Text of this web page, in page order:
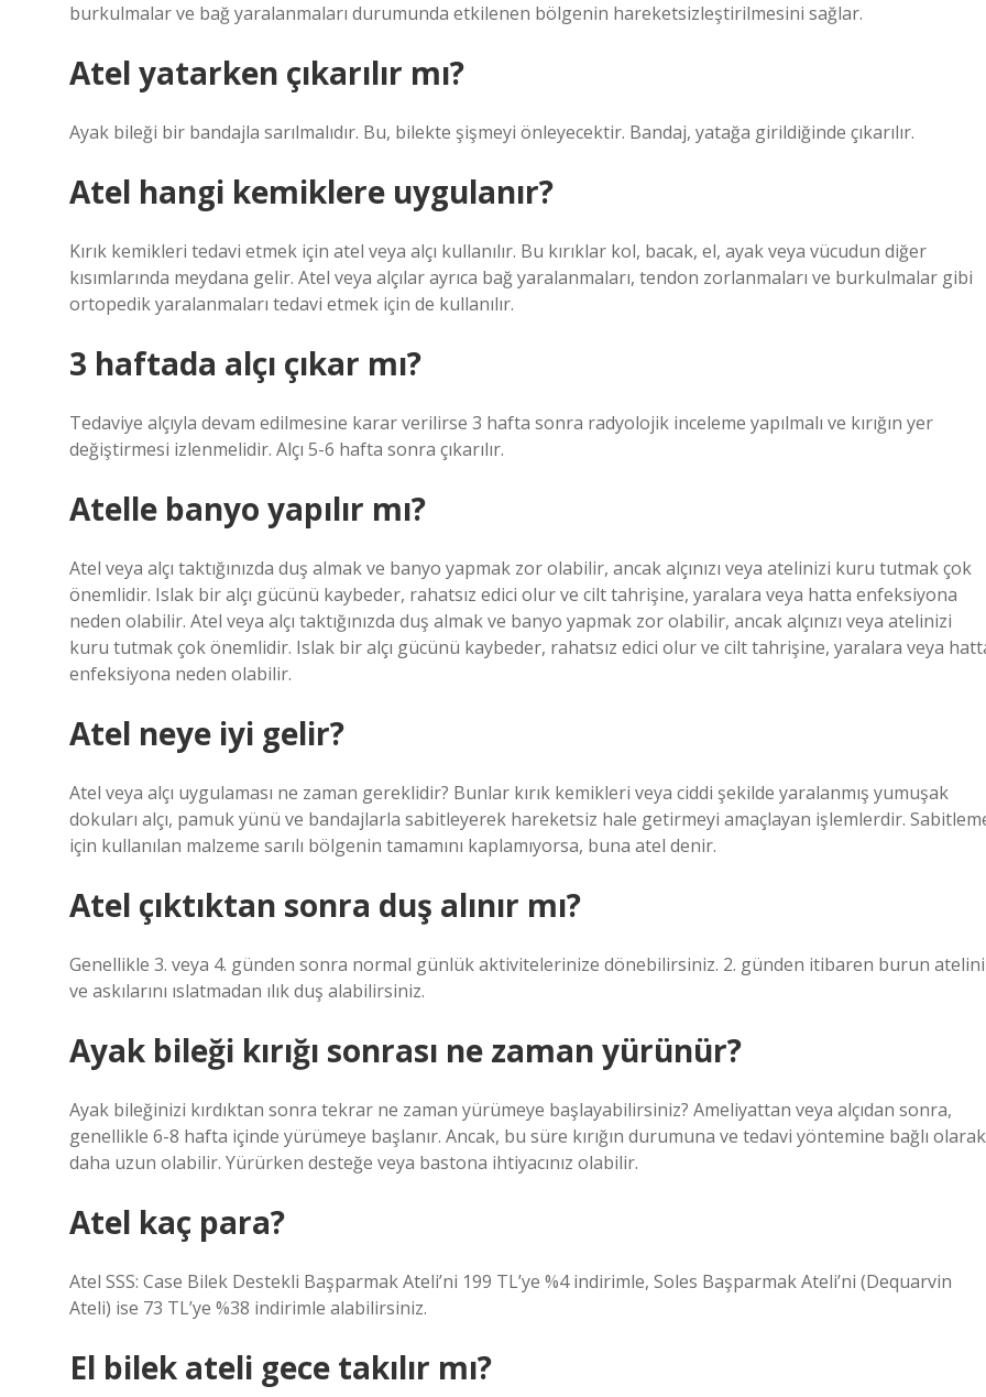
burkulmalar ve bağ yaralanmaları durumunda etkilenen bölgenin hareketsizleştirilmesini sağlar.
Atel yatarken çıkarılır mı?
Ayak bileği bir bandajla sarılmalıdır. Bu, bilekte şişmeyi önleyecektir. Bandaj, yatağa girildiğinde çıkarılır.
Atel hangi kemiklere uygulanır?
Kırık kemikleri tedavi etmek için atel veya alçı kullanılır. Bu kırıklar kol, bacak, el, ayak veya vücudun diğer
kısımlarında meydana gelir. Atel veya alçılar ayrıca bağ yaralanmaları, tendon zorlanmaları ve burkulmalar gibi
ortopedik yaralanmaları tedavi etmek için de kullanılır.
3 haftada alçı çıkar mı?
Tedaviye alçıyla devam edilmesine karar verilirse 3 hafta sonra radyolojik inceleme yapılmalı ve kırığın yer
değiştirmesi izlenmelidir. Alçı 5-6 hafta sonra çıkarılır.
Atelle banyo yapılır mı?
Atel veya alçı taktığınızda duş almak ve banyo yapmak zor olabilir, ancak alçınızı veya atelinizi kuru tutmak çok
önemlidir. Islak bir alçı gücünü kaybeder, rahatsız edici olur ve cilt tahrişine, yaralara veya hatta enfeksiyona
neden olabilir. Atel veya alçı taktığınızda duş almak ve banyo yapmak zor olabilir, ancak alçınızı veya atelinizi
kuru tutmak çok önemlidir. Islak bir alçı gücünü kaybeder, rahatsız edici olur ve cilt tahrişine, yaralara veya
enfeksiyona neden olabilir.
Atel neye iyi gelir?
Atel veya alçı uygulaması ne zaman gereklidir? Bunlar kırık kemikleri veya ciddi şekilde yaralanmış yumuşak
dokuları alçı, pamuk yünü ve bandajlarla sabitleyerek hareketsiz hale getirmeyi amaçlayan işlemlerdir.
için kullanılan malzeme sarılı bölgenin tamamını kaplamıyorsa, buna atel denir.
Atel çıktıktan sonra duş alınır mı?
Genellikle 3. veya 4. günden sonra normal günlük aktivitelerinize dönebilirsiniz. 2. günden itibaren burun atelini
ve askılarını ıslatmadan ılık duş alabilirsiniz.
Ayak bileği kırığı sonrası ne zaman yürünür?
Ayak bileğinizi kırdıktan sonra tekrar ne zaman yürümeye başlayabilirsiniz? Ameliyattan veya alçıdan sonra,
genellikle 6-8 hafta içinde yürümeye başlanır. Ancak, bu süre kırığın durumuna ve tedavi yöntemine bağlı olarak
daha uzun olabilir. Yürürken desteğe veya bastona ihtiyacınız olabilir.
Atel kaç para?
Atel SSS: Case Bilek Destekli Başparmak Ateli’ni 199 TL’ye %4 indirimle, Soles Başparmak Ateli’ni (Dequarvin
Ateli) ise 73 TL’ye %38 indirimle alabilirsiniz.
El bilek ateli gece takılır mı?